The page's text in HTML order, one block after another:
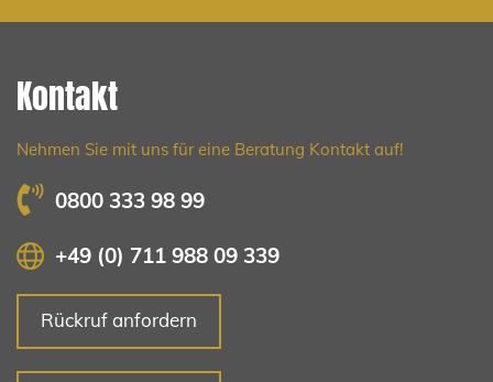
Kontakt
Nehmen Sie mit uns für eine Beratung Kontakt auf!
0800 333 98 99
+49 (0) 711 988 09 339
Rückruf anfordern